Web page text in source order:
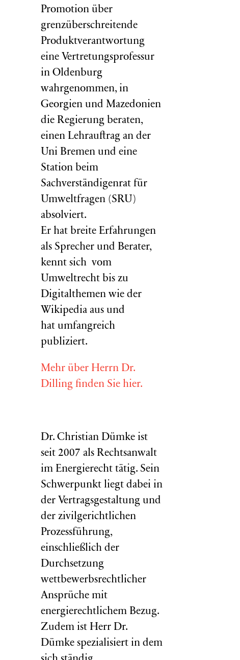
Promotion über
grenzüberschreitende
Produktverantwortung
eine Vertretungsprofessur
in Oldenburg
wahrgenommen, in
Georgien und Mazedonien
die Regierung beraten,
einen Lehrauftrag an der
Uni Bremen und eine
Station beim
Sachverständigenrat für
Umweltfragen (SRU )
absolviert.
Er hat breite Erfahrungen
als Sprecher und Berater,
kennt sich vom
Umweltrecht bis zu
Digitalthemen wie der
Wikipedia aus und
hat umfangreich
publiziert.
Mehr über Herrn Dr.
Dilling finden Sie hier.
Dr. Christian Dümke ist
seit 2007 als Rechtsanwalt
im Energierecht tätig. Sein
Schwerpunkt liegt dabei in
der Vertragsgestaltung und
der zivilgerichtlichen
Prozessführung,
einschließlich der
Durchsetzung
wettbewerbsrechtlicher
Ansprüche mit
energierechtlichem Bezug.
Zudem ist Herr Dr.
Dümke spezialisiert in dem